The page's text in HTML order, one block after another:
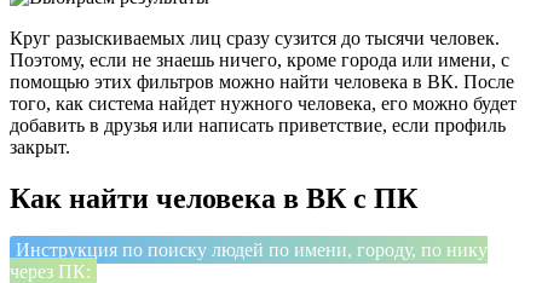
Круг разыскиваемых лиц сразу сузится до тысячи человек.
Поэтому, если не знаешь ничего, кроме города или имени, с
помощью этих фильтров можно найти человека в ВК. После
того, как система найдет нужного человека, его можно будет
добавить в друзья или написать приветствие, если профиль
закрыт.
Как найти человека в ВК с ПК
Инструкция по поиску людей по имени, городу, по нику
через ПК: